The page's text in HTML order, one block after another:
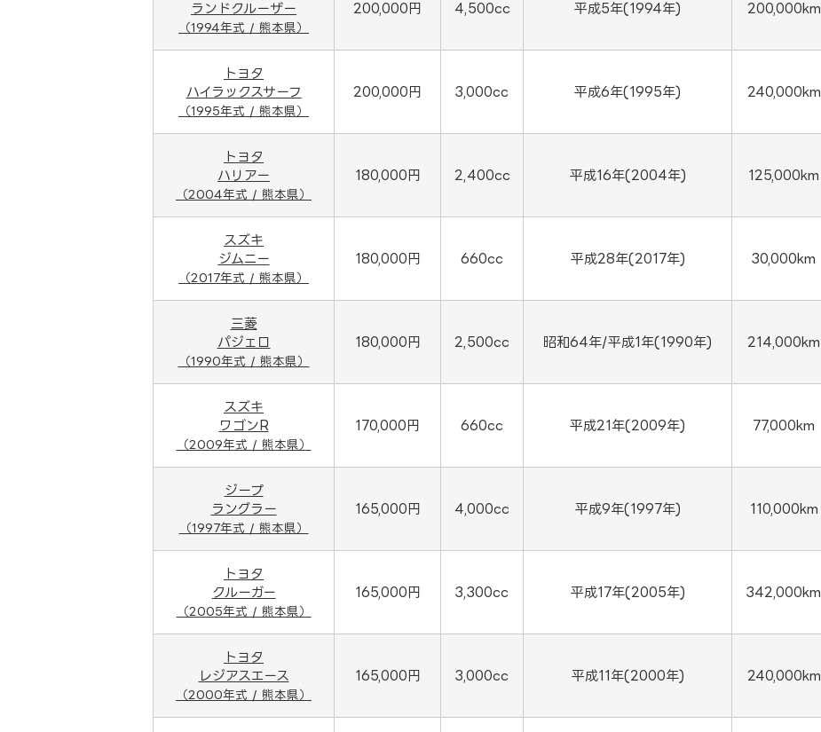
ランドクルーザー
（1994年式 / 熊本県）
200,000円 4,500cc 平成5年(1994年) 200,000km
トヨタ
ハイラックスサーフ
（1995年式 / 熊本県）
200,000円 3,000cc 平成6年(1995年) 240,000km
トヨタ
ハリアー
（2004年式 / 熊本県）
180,000円 2,400cc 平成16年(2004年) 125,000km
スズキ
ジムニー
（2017年式 / 熊本県）
180,000円 660cc 平成28年(2017年) 30,000km
三菱
パジェロ
（1990年式 / 熊本県）
180,000円 2,500cc 昭和64年/平成1年(1990年) 214,000km
スズキ
ワゴンR
（2009年式 / 熊本県）
170,000円 660cc 平成21年(2009年) 77,000km
ジープ
ラングラー
（1997年式 / 熊本県）
165,000円 4,000cc 平成9年(1997年) 110,000km
トヨタ
クルーガー
（2005年式 / 熊本県）
165,000円 3,300cc 平成17年(2005年) 342,000km
トヨタ
レジアスエース
（2000年式 / 熊本県）
165,000円 3,000cc 平成11年(2000年) 240,000km